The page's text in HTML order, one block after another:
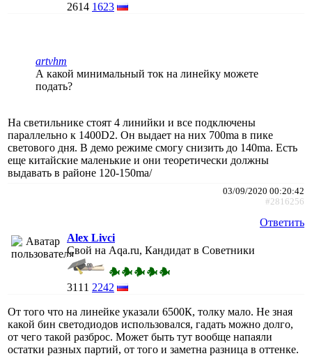
2614 1623
artvhm
А какой минимальный ток на линейку можете
подать?
На светильнике стоят 4 линийки и все подключены
параллельно к 1400D2. Он выдает на них 700ma в пике
светового дня. В демо режиме смогу снизить до 140ma. Есть
еще китайские маленькие и они теоретически должны
выдавать в районе 120-150ma/
03/09/2020 00:20:42
#2816256
Ответить
Alex Livci
Свой на Aqa.ru, Кандидат в Советники
3111 2242
От того что на линейке указали 6500К, толку мало. Не зная
какой бин светодиодов использовался, гадать можно долго,
от чего такой разброс. Может быть тут вообще напаяли
остатки разных партий, от того и заметна разница в оттенке.